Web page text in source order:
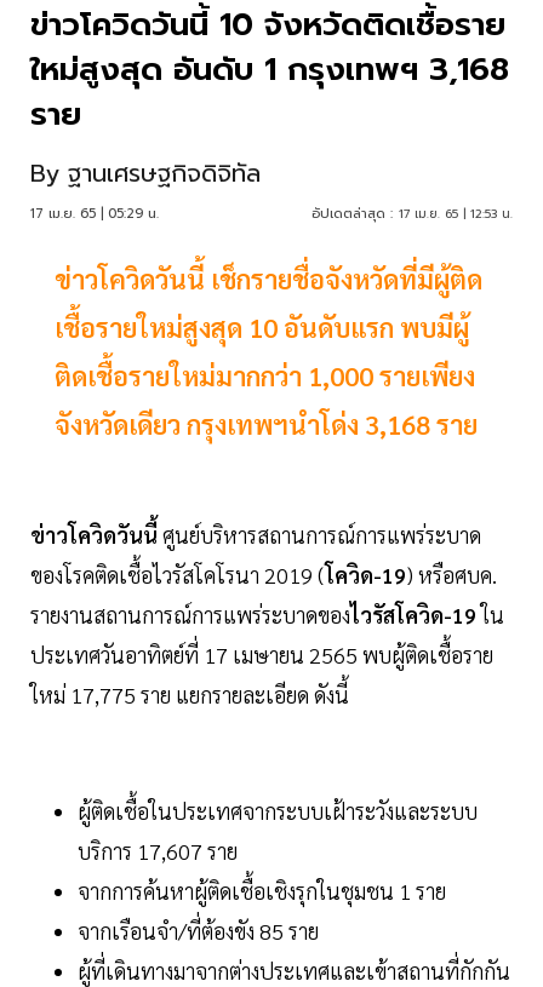
ข่าวโควิดวันนี้ 10 จังหวัดติดเชื้อราย
ใหม่สูงสุด อันดับ 1 กรุงเทพฯ 3,168
ราย
By ฐานเศรษฐกิจดิจิทัล
17 เม.ย. 65 | 05:29 น. อัปเดตล่าสุด : 17 เม.ย. 65 | 12:53 น.
ข่าวโควิดวันนี้ เช็กรายชื่อจังหวัดที่มีผู้ติด
เชื้อรายใหม่สูงสุด 10 อันดับแรก พบมีผู้
ติดเชื้อรายใหม่มากกว่า 1,000 รายเพียง
จังหวัดเดียว กรุงเทพฯนำโด่ง 3,168 ราย
ข่าวโควิดวันนี้ ศูนย์บริหารสถานการณ์การแพร่ระบาด
ของโรคติดเชื้อไวรัสโคโรนา 2019 (โควิด-19) หรือศบค.
รายงานสถานการณ์การแพร่ระบาดของไวรัสโควิด-19ใน
ประเทศวันอาทิตย์ที่ 17 เมษายน 2565 พบผู้ติดเชื้อราย
ใหม่ 17,775 ราย แยกรายละเอียด ดังนี้
ผู้ติดเชื้อในประเทศจากระบบเฝ้าระวังและระบบ
บริการ 17,607 ราย
จากการค้นหาผู้ติดเชื้อเชิงรุกในชุมชน 1 ราย
จากเรือนจำ/ที่ต้องขัง 85 ราย
ผู้ที่เดินทางมาจากต่างประเทศและเข้าสถานที่กักกัน